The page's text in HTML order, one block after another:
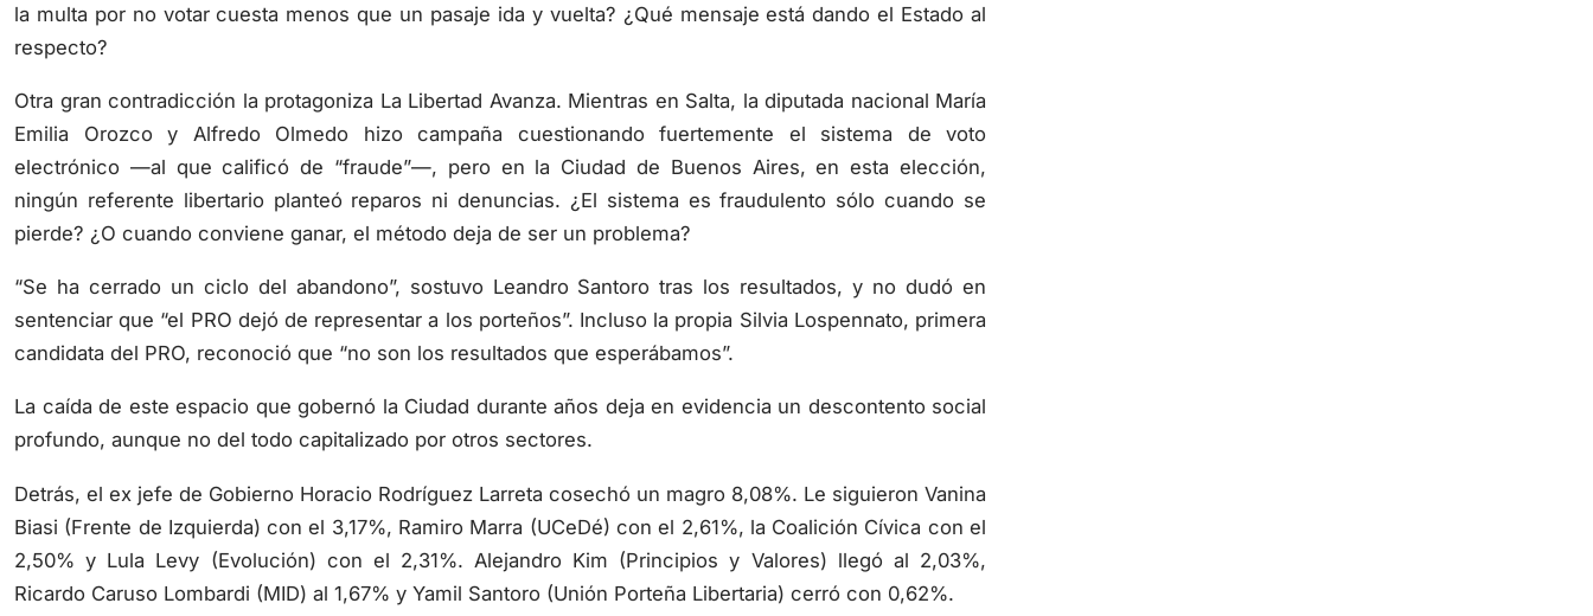
la multa por no votar cuesta menos que un pasaje ida y vuelta? ¿Qué mensaje está dando el Estado al
respecto?
Otra gran contradicción la protagoniza La Libertad Avanza. Mientras en Salta, la diputada nacional María
Emilia Orozco y Alfredo Olmedo hizo campaña cuestionando fuertemente el sistema de voto
electrónico —al que calificó de “fraude”—, pero en la Ciudad de Buenos Aires, en esta elección,
ningún referente libertario planteó reparos ni denuncias. ¿El sistema es fraudulento sólo cuando se
pierde? ¿O cuando conviene ganar, el método deja de ser un problema?
“Se ha cerrado un ciclo del abandono”, sostuvo Leandro Santoro tras los resultados, y no dudó en
sentenciar que “el PRO dejó de representar a los porteños”. Incluso la propia Silvia Lospennato, primera
candidata del PRO, reconoció que “no son los resultados que esperábamos”.
La caída de este espacio que gobernó la Ciudad durante años deja en evidencia un descontento social
profundo, aunque no del todo capitalizado por otros sectores.
Detrás, el ex jefe de Gobierno Horacio Rodríguez Larreta cosechó un magro 8,08%. Le siguieron Vanina
Biasi (Frente de Izquierda) con el 3,17%, Ramiro Marra (UCeDé) con el 2,61%, la Coalición Cívica con el
2,50% y Lula Levy (Evolución) con el 2,31%. Alejandro Kim (Principios y Valores) llegó al 2,03%,
Ricardo Caruso Lombardi (MID) al 1,67% y Yamil Santoro (Unión Porteña Libertaria) cerró con 0,62%.